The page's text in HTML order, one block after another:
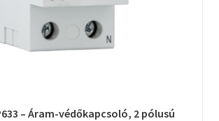
– Áram-védőkapcsoló, 2 pólusú